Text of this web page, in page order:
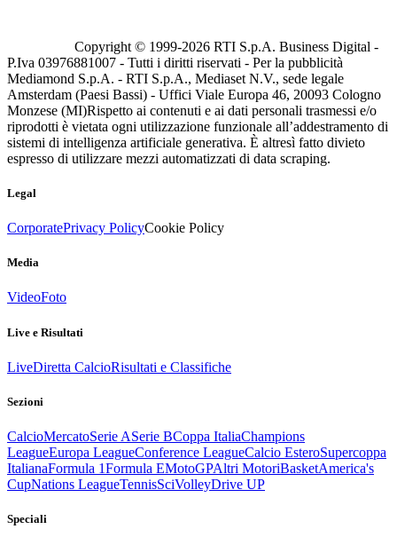
Copyright © 1999-2026 RTI S.p.A. Business Digital -
P.Iva 03976881007 - Tutti i diritti riservati - Per la pubblicità
Mediamond S.p.A. - RTI S.p.A., Mediaset N.V., sede legale
Amsterdam (Paesi Bassi) - Uffici Viale Europa 46, 20093 Cologno
Monzese (MI)Rispetto ai contenuti e ai dati personali trasmessi e/o
riprodotti è vietata ogni utilizzazione funzionale all’addestramento di
sistemi di intelligenza artificiale generativa. È altresì fatto divieto
espresso di utilizzare mezzi automatizzati di data scraping.
Legal
CorporatePrivacy PolicyCookie Policy
Media
VideoFoto
Live e Risultati
LiveDiretta CalcioRisultati e Classifiche
Sezioni
CalcioMercatoSerie ASerie BCoppa ItaliaChampions
LeagueEuropa LeagueConference LeagueCalcio EsteroSupercoppa
ItalianaFormula 1Formula EMotoGPAltri MotoriBasketAmerica's
CupNations LeagueTennisSciVolleyDrive UP
Speciali